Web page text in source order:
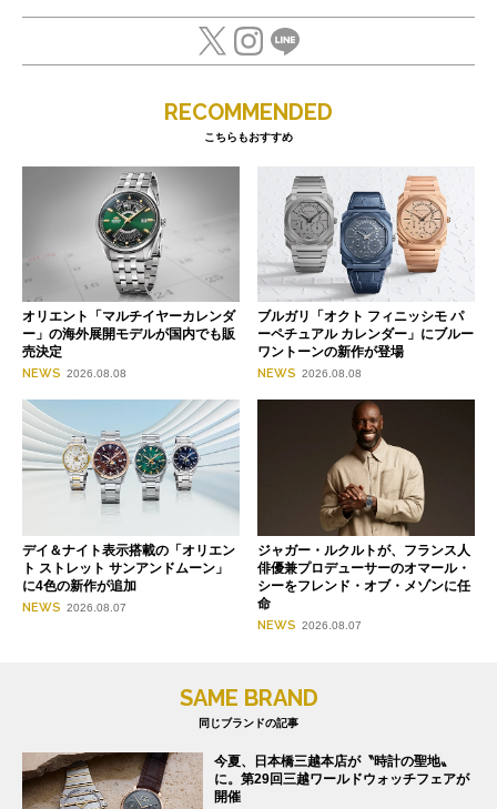
RECOMMENDED
こちらもおすすめ
オリエント「マルチイヤーカレンダ
ー」の海外展開モデルが国内でも販
売決定
NEWS 2026.08.08
ブルガリ「オクト フィニッシモ パ
ーペチュアル カレンダー」にブルー
ワントーンの新作が登場
NEWS 2026.08.08
デイ＆ナイト表示搭載の「オリエン
ト ストレット サンアンドムーン」
に4色の新作が追加
NEWS 2026.08.07
ジャガー・ルクルトが、フランス人
俳優兼プロデューサーのオマール・
シーをフレンド・オブ・メゾンに任
命
NEWS 2026.08.07
SAME BRAND
同じブランドの記事
今夏、日本橋三越本店が〝時計の聖地〟
に。第29回三越ワールドウォッチフェアが
開催